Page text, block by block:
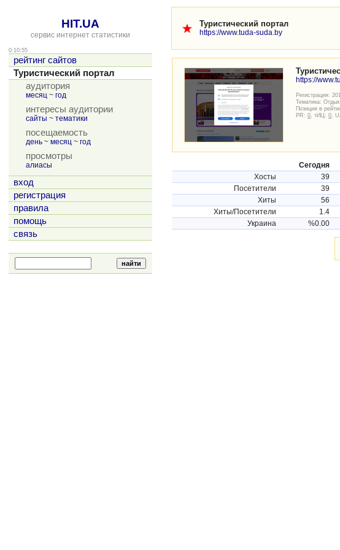
HIT.UA
сервис интернет статистики
0:10:55
рейтинг сайтов
Туристический портал
аудитория
месяц ~ год
интересы аудитории
сайты ~ тематики
посещаемость
день ~ месяц ~ год
просмотры
алиасы
вход
регистрация
правила
помощь
связь
Туристический портал
https://www.tuda-suda.by
https://
Регистрация:
Тематика:
Позиция в
PR: 0 , тИЦ: 0 ,
Сегодня
Хосты
39
Посетители
39
Хиты
56
Хиты/Посетители
1.4
Украина
%0.00